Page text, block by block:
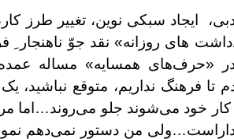
ایجاد سبکی نوین، تغییر طرز
های روزانه» نقد جوّ
همسایه» مساله عمده
تا فرهنگ نداریم، متوقع
خود می‌شوند جلو می‌روند…اما
داراست…ولی من دستور نمی‌دهم